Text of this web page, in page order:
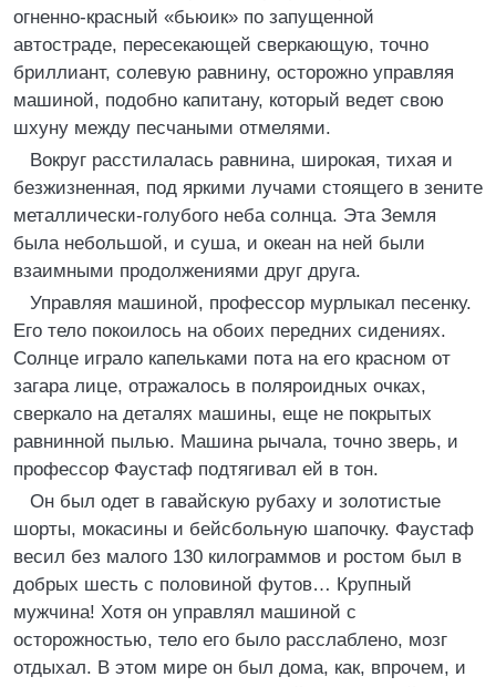
огненно-красный «бьюик» по запущенной
автостраде, пересекающей сверкающую, точно
бриллиант, солевую равнину, осторожно управляя
машиной, подобно капитану, который ведет свою
шхуну между песчаными отмелями.
Вокруг расстилалась равнина, широкая, тихая и
безжизненная, под яркими лучами стоящего в зените
металлически-голубого неба солнца. Эта Земля
была небольшой, и суша, и океан на ней были
взаимными продолжениями друг друга.
Управляя машиной, профессор мурлыкал песенку.
Его тело покоилось на обоих передних сидениях.
Солнце играло капельками пота на его красном от
загара лице, отражалось в поляроидных очках,
сверкало на деталях машины, еще не покрытых
равнинной пылью. Машина рычала, точно зверь, и
профессор Фаустаф подтягивал ей в тон.
Он был одет в гавайскую рубаху и золотистые
шорты, мокасины и бейсбольную шапочку. Фаустаф
весил без малого 130 килограммов и ростом был в
добрых шесть с половиной футов… Крупный
мужчина! Хотя он управлял машиной с
осторожностью, тело его было расслаблено, мозг
отдыхал. В этом мире он был дома, как, впрочем, и